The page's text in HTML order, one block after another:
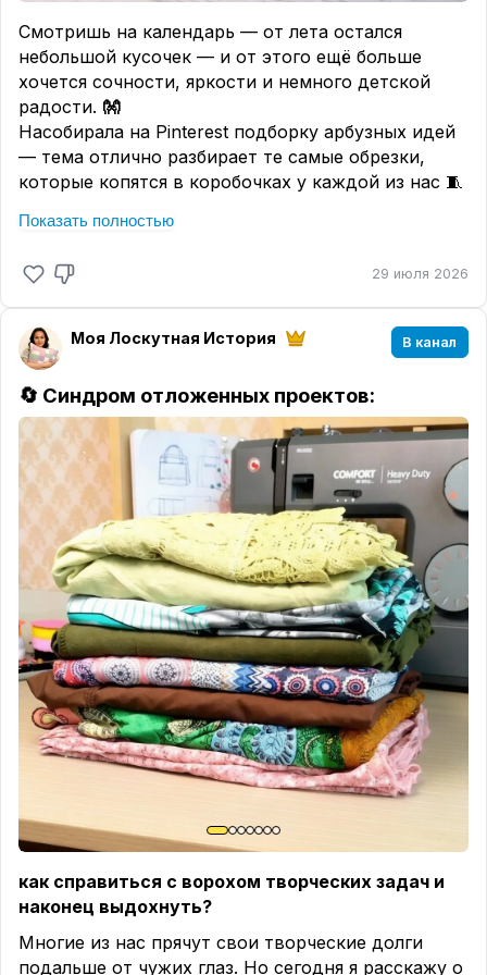
морщины. С шагающей — строчка ровная даже на
стыках швов.
2. Капризные ткани.
Шёлк, трикотаж, атлас, бархат — ничего не
скользит и не растягивается.
3. Тяжёлые материалы.
Облегчает пошив натуральной и кожи, пленки
мебельной ткани с характерным ворсом.
Толстый край одеяла продвигается легко, углы
чёткие, шов аккуратный.
✄- - - - - - - - - - - - - - - -
⚠️ Три главных «НЕЛЬЗЯ»:
* Реверс (шитьё назад).
Лапка не умеет двигаться в обратном
направлении. Делайте закрепку развернув работу
и пройдите несколько стежков вперёд.
* Свободная стёжка.
Для неё лапка должна свободно скользить, а
здесь ткань жёстко фиксируется.
* Очень широкие зигзаги.
Игла может удариться о край лапки и сломаться.
──────✿──────
🛠️ МОЙ СОВЕТ:
Начинайте с простых задач ине гоните на
Помню свой первый опыт: взяла
скорость повыше — лапка начала «буксовать».
Начните на низкой скорости, настройте длину
стежка (2,5–3,5 мм) и давление лапки (среднее).
✅ МАЛЕНЬКИЙ СЕКРЕТ ПО УХОДУ.
Сбоку у лапки находится небольшой винтик. Со
Смотришь на календарь — от лета остался
небольшой кусочек — и от этого ещё больше
хочется сочности, яркости и немного детской
радости. 👐
Насобирала на Pinterest подборку арбузных идей
— тема отлично разбирает те самые обрезки,
которые копятся в коробочках у каждой из нас 🧵
☑️Что можно сшить по этой теме:
один вечер, а радости от него на всё лето
✂️Прихватки в виде арбузной дольки
— классика
жанра, но от этого не менее любима.
💡 Секрет живого арбуза
— в фактуре
Берите не один зелёный, а сразу несколько
оттенков — пусть корка «дышит» переходами.
๑︎ Для семечек используйте чёрный горошек на
ткани или нашейте мелкие чёрные лоскутки в
форме капелек, можно использовать вышивку —
найдите свою изюминку!🍇Займёт немного
времени, но эффект того стоит ✨
──────✿──────
Такие проекты — настоящий отдых. Сидишь,
режешь дольки из красного и розового, а руки
уже сами знают, что делать.🙌
Какой проект из подборки хотелось бы
Пишите в комментариях,
обсудим 🍉
#patchwork #лоскутнаяистория
#арбузноенастроение
Показать полностью
29 июля 2026
Моя Лоскутная История В канал
🔄 Синдром отложенных проектов:
как справиться с ворохом творческих задач и
наконец выдохнуть?
Многие из нас прячут свои творческие долги
подальше от чужих глаз. Но сегодня я расскажу о